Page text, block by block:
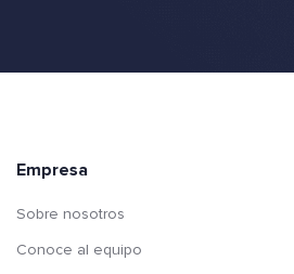
Empresa
Sobre nosotros
Conoce al equipo